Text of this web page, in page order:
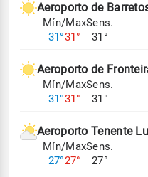
Aeroporto de
Mín/Max
31°31°
Sens.
31°
Aeroporto de
Mín/Max
31°31°
Sens.
31°
Aeroporto Tenente
Mín/Max
27°27°
Sens.
27°